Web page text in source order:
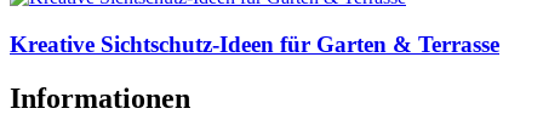
Kreative Sichtschutz-Ideen für Garten & Terrasse
Informationen